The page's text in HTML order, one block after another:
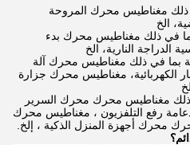
مغناطيس محرك المروحة
الخ
في ذلك مغناطيس محرك بدء
الدراجة النارية، الخ
بما في ذلك مغناطيس محرك آلة
الكهربائية، مغناطيس محرك جزارة
مغناطيس محرك محرك السرير
رفع التلفزيون ، مغناطيس محرك
محرك أجهزة المنزل الذكية ، إلخ.